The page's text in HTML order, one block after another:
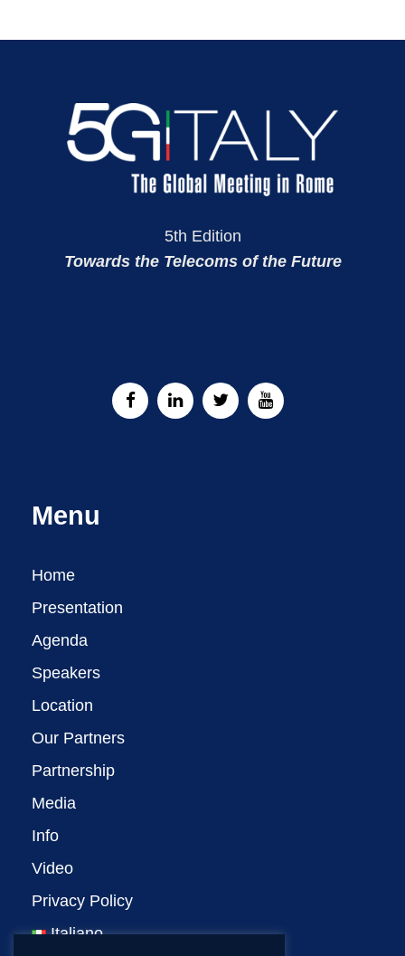
5th Edition
Towards the Telecoms of the Future
Menu
Home
Presentation
Agenda
Speakers
Location
Our Partners
Partnership
Media
Info
Video
Privacy Policy
Italiano